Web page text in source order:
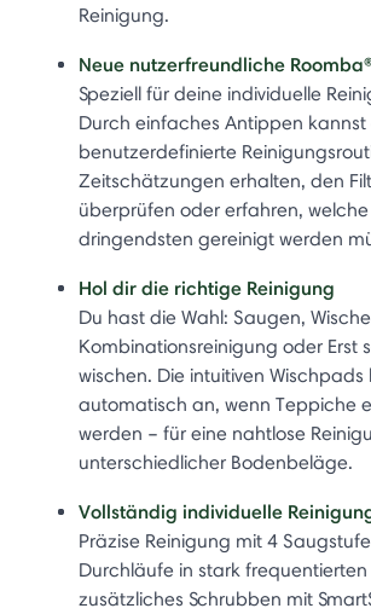
Reinigung.
Neue nutzerfreundliche
Speziell für deine individuelle
Durch einfaches Antippen kannst
benutzerdefinierte
Zeitschätzungen erhalten, den
überprüfen oder erfahren,
dringendsten gereinigt werden
Hol dir die richtige Reinigung
Du hast die Wahl: Saugen,
Kombinationsreinigung oder Erst
wischen. Die intuitiven Wischpads
automatisch an, wenn Teppiche
werden – für eine nahtlose
unterschiedlicher Bodenbeläge.
Vollständig individuelle
Präzise Reinigung mit 4
Durchläufe in stark
zusätzliches Schrubben mit